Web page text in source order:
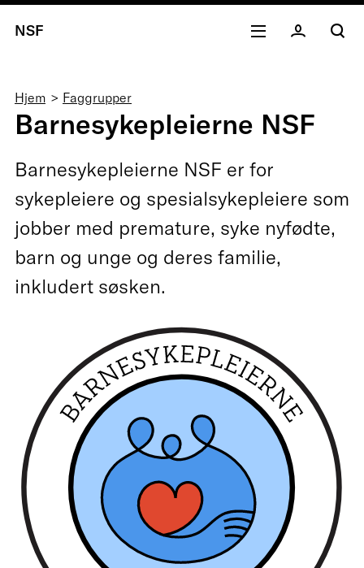
NSF
Navigasjonssti
Hjem Faggrupper
Barnesykepleierne NSF
Barnesykepleierne NSF er for
sykepleiere og spesialsykepleiere som
jobber med premature, syke nyfødte,
barn og unge og deres familie,
inkludert søsken.